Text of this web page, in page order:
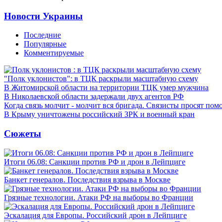
Новости Украины
Последние
Популярные
Комментируемые
"Полк уклонистов": в ТЦК раскрыли масштабную схему
В Житомирской области на территории ТЦК умер мужчина
В Николаевской области задержали двух агентов РФ
Когда связь молчит - молчит вся бригада. Связисты просят
В Крыму уничтожены российский ЗРК и военный кран
Сюжеты
Итоги 06.08: Санкции против РФ и дрон в Лейпциге
Банкет генералов. Последствия взрыва в Москве
Грязные технологии. Атаки РФ на выборы во Франции
Эскалация для Европы. Российский дрон в Лейпциге